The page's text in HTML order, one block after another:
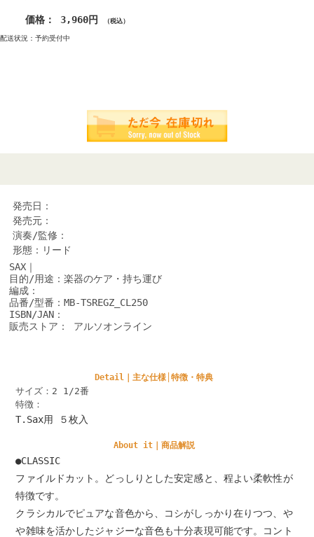
価格： 3,960円 （税込）
配送状況：予約受付中
発売日：
発売元：
演奏/監修：
形態：リード
SAX｜
目的/用途：楽器のケア・持ち運び
編成：
品番/型番：MB-TSREGZ_CL250
ISBN/JAN：
販売ストア： アルソオンライン
Detail｜主な仕様│特徴・特典
サイズ：2 1/2番
特徴：
T.Sax用 ５枚入
About it｜商品解説
●CLASSIC
ファイルドカット。どっしりとした安定感と、程よい柔軟性が
特徴です。
クラシカルでピュアな音色から、コシがしっかり在りつつ、や
や雑味を活かしたジャジーな音色も十分表現可能です。コント